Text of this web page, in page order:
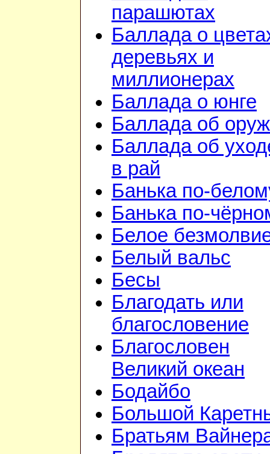
парашютах
Баллада о
деревьях и
миллионерах
Баллада о юнге
Баллада об
Баллада об
в рай
Банька по-
Банька по-
Белое
Белый вальс
Бесы
Благодать или
благословение
Благословен
Великий океан
Бодайбо
Большой
Братьям